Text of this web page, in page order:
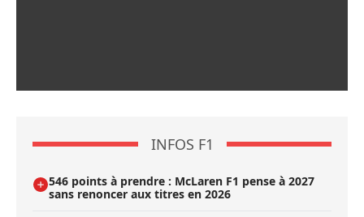
INFOS F1
546 points à prendre : McLaren F1 pense à 2027
sans renoncer aux titres en 2026